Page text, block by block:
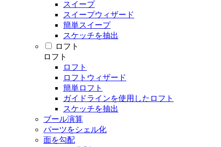
スイープ
スイープウィザード
簡単スイープ
スケッチを抽出
ロフト
ロフト
ロフト
ロフトウィザード
簡単ロフト
ガイドラインを使用したロフト
スケッチを抽出
ブール演算
パーツをシェル化
面を勾配